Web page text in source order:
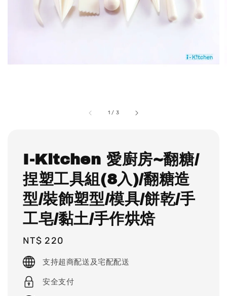
1 / 3
I-Kitchen 愛廚房~翻糖/
捏塑工具組(8入)/翻糖造
型/裝飾塑型/模具/餅乾/手
工皂/黏土/手作烘焙
Regular
price
NT$ 220
支持超商配送及宅配配送
安全支付